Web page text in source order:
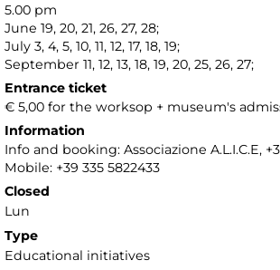
5.00 pm
June 19, 20, 21, 26, 27, 28;
July 3, 4, 5, 10, 11, 12, 17, 18, 19;
September 11, 12, 13, 18, 19, 20, 25, 26, 27;
Entrance ticket
€ 5,00 for the worksop + museum's
Information
Info and booking: Associazione A.L.I.C.E,
Mobile: +39 335 5822433
Closed
Lun
Type
Educational initiatives